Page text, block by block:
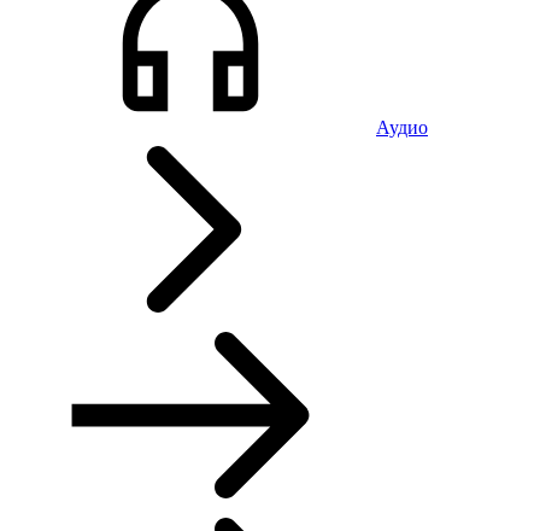
Аудио